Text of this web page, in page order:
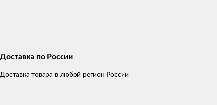
Доставка по России
Доставка товара в любой регион России